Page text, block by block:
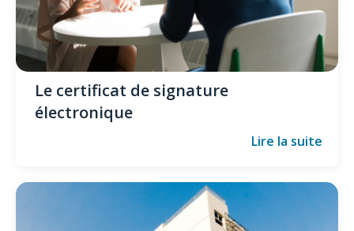
Le certificat de signature
électronique
Lire la suite